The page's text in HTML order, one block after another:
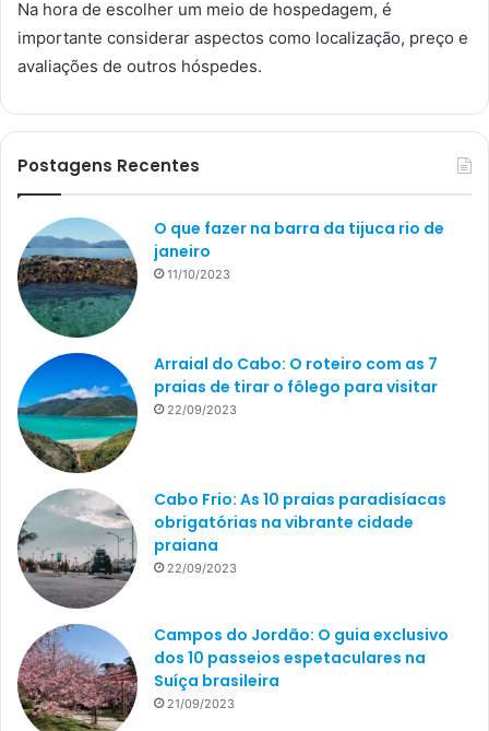
Na hora de escolher um meio de hospedagem, é
importante considerar aspectos como localização, preço e
avaliações de outros hóspedes.
Postagens Recentes
O que fazer na barra da tijuca rio de
janeiro
11/10/2023
Arraial do Cabo: O roteiro com as 7
praias de tirar o fôlego para visitar
22/09/2023
Cabo Frio: As 10 praias paradisíacas
obrigatórias na vibrante cidade
praiana
22/09/2023
Campos do Jordão: O guia exclusivo
dos 10 passeios espetaculares na
Suíça brasileira
21/09/2023